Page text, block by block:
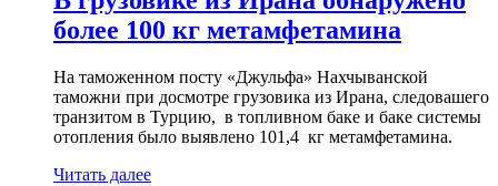
более 100 кг метамфетамина
На таможенном посту «Джульфа» Нахчыванской
таможни при досмотре грузовика из Ирана, следовашего
транзитом в Турцию, в топливном баке и баке системы
отопления было выявлено 101,4 кг метамфетамина.
Читать далее